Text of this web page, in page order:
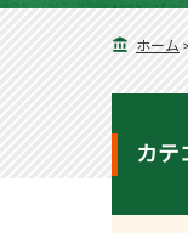
ホーム >
カテ